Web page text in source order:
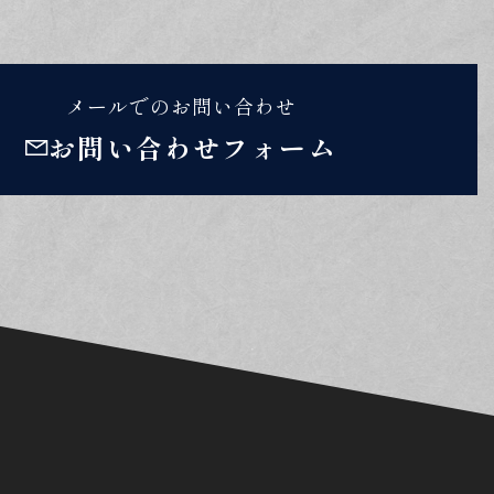
メールでのお問い合わせ
お問い合わせフォーム